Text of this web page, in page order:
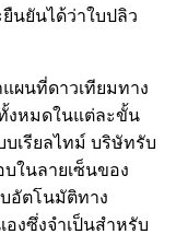
นยันได้ว่าใบปลิว
ผนที่ดาวเทียมทาง
งหมดในแต่ละขั้น
เรียลไทม์ บริษัทรับ
ในลายเซ็นของ
อัตโนมัติทาง
งซึ่งจำเป็นสำหรับ